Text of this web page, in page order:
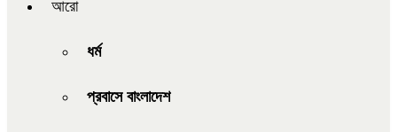
আরো
ধর্ম
প্রবাসে বাংলাদেশ